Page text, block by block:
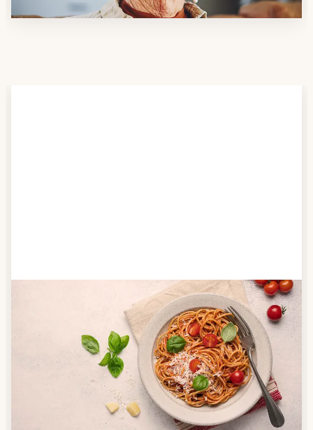
Anbieter finden
Nutzen Sie unsere große Mahlzeiten-Dienst-Suche,
um herauszufinden, welche Anbieter es in Ihrer
Region gibt und welcher am besten zu Ihnen passt.
Verschaffen Sie sich auch einen Überblick über die
Essen auf Rädern-Kosten.